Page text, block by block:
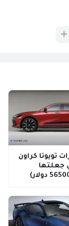
تويوتا كراون
جعلتها